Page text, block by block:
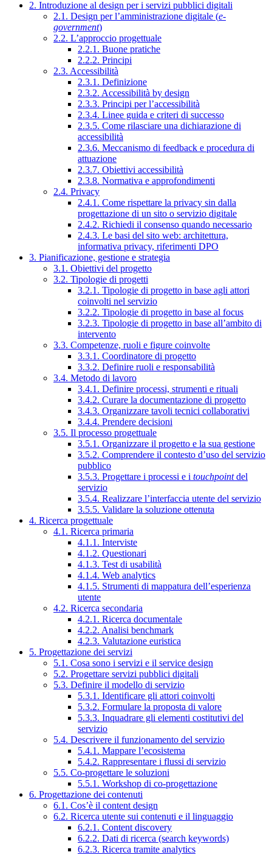
2. Introduzione al design per i servizi pubblici digitali
2.1. Design per l’amministrazione digitale (e-
government)
2.2. L’approccio progettuale
2.2.1. Buone pratiche
2.2.2. Principi
2.3. Accessibilità
2.3.1. Definizione
2.3.2. Accessibilità by design
2.3.3. Principi per l’accessibilità
2.3.4. Linee guida e criteri di successo
2.3.5. Come rilasciare una dichiarazione di
accessibilità
2.3.6. Meccanismo di feedback e procedura di
attuazione
2.3.7. Obiettivi accessibilità
2.3.8. Normativa e approfondimenti
2.4. Privacy
2.4.1. Come rispettare la privacy sin dalla
progettazione di un sito o servizio digitale
2.4.2. Richiedi il consenso quando necessario
2.4.3. Le basi del sito web: architettura,
informativa privacy, riferimenti DPO
3. Pianificazione, gestione e strategia
3.1. Obiettivi del progetto
3.2. Tipologie di progetti
3.2.1. Tipologie di progetto in base agli attori
coinvolti nel servizio
3.2.2. Tipologie di progetto in base al focus
3.2.3. Tipologie di progetto in base all’ambito di
intervento
3.3. Competenze, ruoli e figure coinvolte
3.3.1. Coordinatore di progetto
3.3.2. Definire ruoli e responsabilità
3.4. Metodo di lavoro
3.4.1. Definire processi, strumenti e rituali
3.4.2. Curare la documentazione di progetto
3.4.3. Organizzare tavoli tecnici collaborativi
3.4.4. Prendere decisioni
3.5. Il processo progettuale
3.5.1. Organizzare il progetto e la sua gestione
3.5.2. Comprendere il contesto d’uso del servizio
pubblico
3.5.3. Progettare i processi e i touchpointdel
servizio
3.5.4. Realizzare l’interfaccia utente del servizio
3.5.5. Validare la soluzione ottenuta
4. Ricerca progettuale
4.1. Ricerca primaria
4.1.1. Interviste
4.1.2. Questionari
4.1.3. Test di usabilità
4.1.4. Web analytics
4.1.5. Strumenti di mappatura dell’esperienza
utente
4.2. Ricerca secondaria
4.2.1. Ricerca documentale
4.2.2. Analisi benchmark
4.2.3. Valutazione euristica
5. Progettazione dei servizi
5.1. Cosa sono i servizi e il service design
5.2. Progettare servizi pubblici digitali
5.3. Definire il modello di servizio
5.3.1. Identificare gli attori coinvolti
5.3.2. Formulare la proposta di valore
5.3.3. Inquadrare gli elementi costitutivi del
servizio
5.4. Descrivere il funzionamento del servizio
5.4.1. Mappare l’ecosistema
5.4.2. Rappresentare i flussi di servizio
5.5. Co-progettare le soluzioni
5.5.1. Workshop di co-progettazione
6. Progettazione dei contenuti
6.1. Cos’è il content design
6.2. Ricerca utente sui contenuti e il linguaggio
6.2.1. Content discovery
6.2.2. Dati di ricerca (search keywords)
6.2.3. Ricerca tramite analytics